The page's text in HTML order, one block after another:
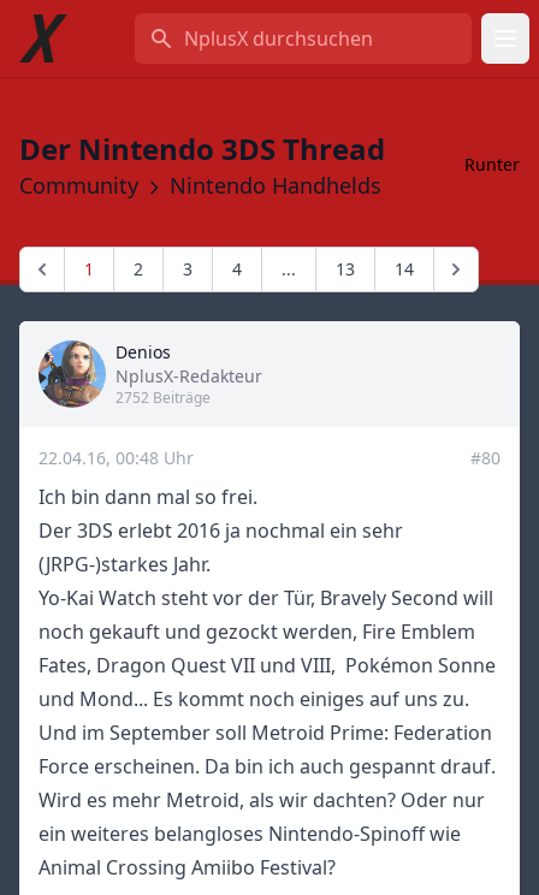
NplusX durchsuchen
Der Nintendo 3DS Thread
Community Nintendo Handhelds
Runter
1 2 3 4 ... 13 14
Denios
Title
NplusX-Redakteur
2752 Beiträge
22.04.16, 00:48 Uhr #80
Ich bin dann mal so frei.
Der 3DS erlebt 2016 ja nochmal ein sehr
(JRPG-)starkes Jahr.
Yo-Kai Watch steht vor der Tür, Bravely Second will
noch gekauft und gezockt werden, Fire Emblem
Fates, Dragon Quest VII und VIII, Pokémon Sonne
und Mond... Es kommt noch einiges auf uns zu.
Und im September soll Metroid Prime: Federation
Force erscheinen. Da bin ich auch gespannt drauf.
Wird es mehr Metroid, als wir dachten? Oder nur
ein weiteres belangloses Nintendo-Spinoff wie
Animal Crossing Amiibo Festival?